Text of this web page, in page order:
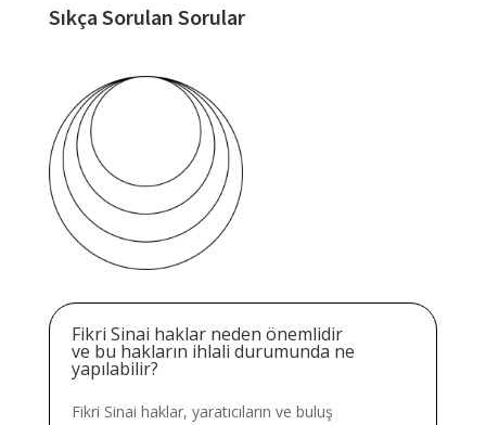
Sıkça Sorulan Sorular
Fikri Sinai haklar neden önemlidir
ve bu hakların ihlali durumunda ne
yapılabilir?
Fikri Sinai haklar, yaratıcıların ve buluş